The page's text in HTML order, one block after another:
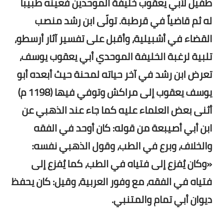
له ثم قاضياً في قرطبة. تولّى ابن رشد منصب
القضاء في أشبيلية، وأقبل على تفسير آثار أرسطو،
تلبية لرغبة الخليفة الموحدي أبي يعقوب يوسف،
تعرض ابن رشد في آخر حياته لمحنة حيث أبعده أبو
يوسف يعقوب إلى مراكش وتوفي فيها (1198 م)
أثنى بعض العلماء عليه كما جاء عند الذهبي عن
ابن أبي أصيبعة من قوله: كان أوحد في الفقه
والخلاف، وبرع في الطب، وقول الذهبي نفسه:
«وكان يُفزع إلى فتياه في الطب، كما يُفزع إلى
فتياه في الفقه، مع وفور العربية، وقيل: كان يحفظ
ديوان أبي تمام والمتنبي.